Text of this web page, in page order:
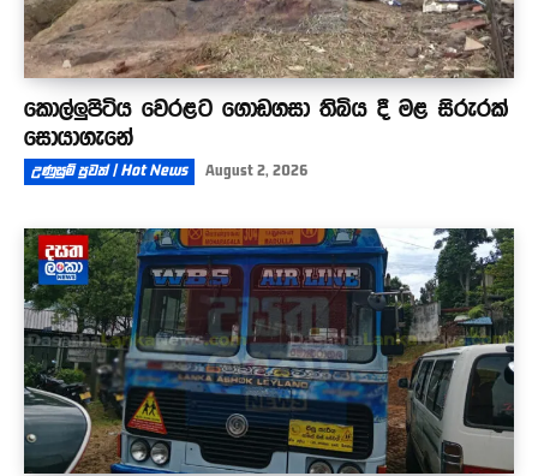
කොල්ලුපිටිය වෙරළට ගොඩගසා තිබිය දී මළ සිරුරක්
සොයාගැනේ
උණුසුම් පුවත් | Hot News August 2, 2026